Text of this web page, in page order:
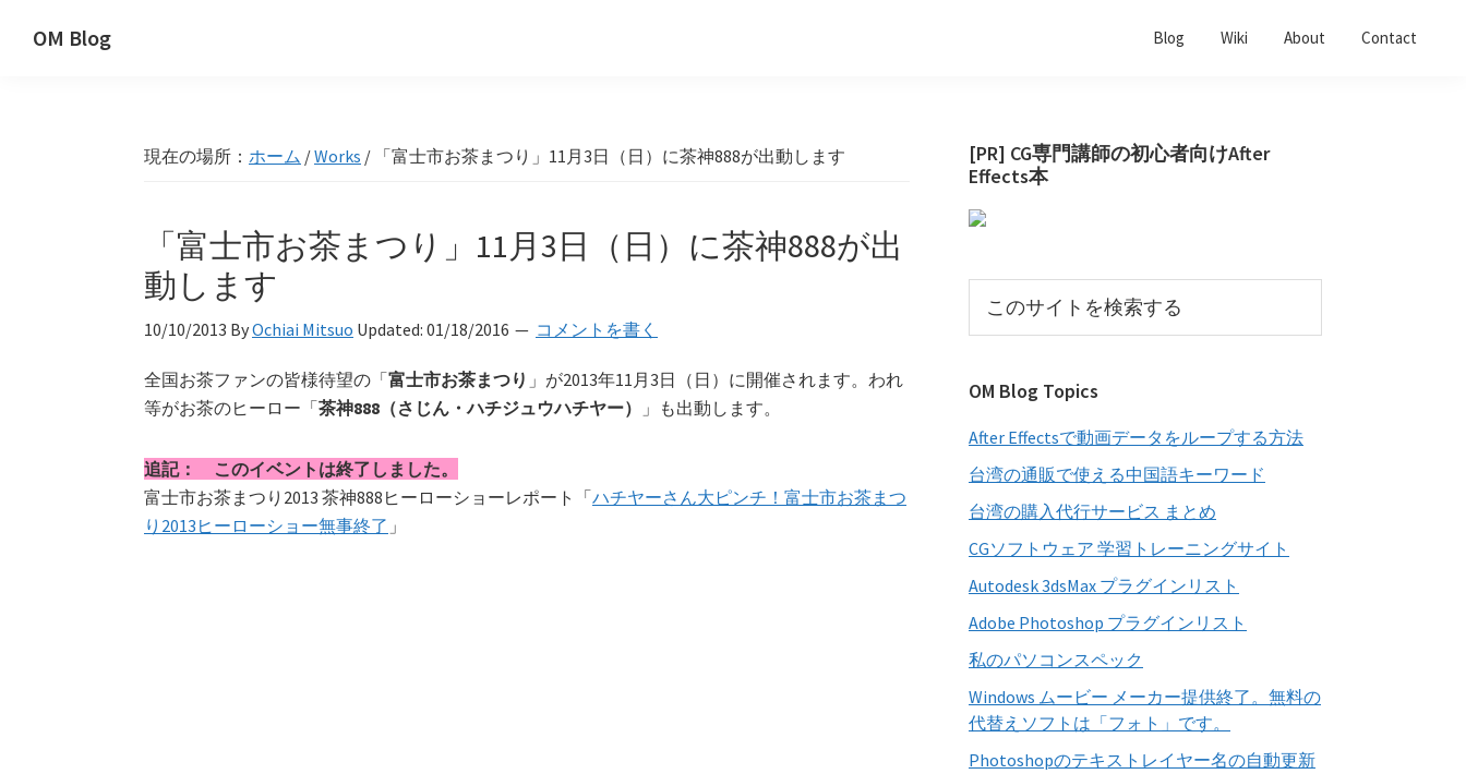
OM Blog Blog Wiki About Contact
現在の場所： ホーム /Works / 「富士市お茶まつり」11月3日（日）に茶神888が出動します
「富士市お茶まつり」11月3日（日）に茶神888が出
動します
10/10/2013 ByOchiai Mitsuo Updated: 01/18/2016 コメントを書く
全国お茶ファンの皆様待望の「富士市お茶まつり 」が2013年11月3日（日）に開催されます。われ
等がお茶のヒーロー「茶神888（さじん・ハチジュウハチヤー） 」も出動します。
追記： このイベントは終了しました。
富士市お茶まつり2013 茶神888ヒーローショーレポート「ハチヤーさん大ピンチ！富士市お茶まつ
り2013ヒーローショー無事終了 」
最
初
の
イ
ド
ー
[PR] CG専門講師の初心者向けAfter
Effects本
ト
検
索
す
る
OM Blog Topics
After Effectsで動画データをループする方法
台湾の通販で使える中国語キーワード
台湾の購入代行サービス まとめ
CGソフトウェア 学習トレーニングサイト
Autodesk 3dsMax プラグインリスト
Adobe Photoshop プラグインリスト
私のパソコンスペック
Windows ムービー メーカー提供終了。無料の
代替えソフトは「フォト」です。
Photoshopのテキストレイヤー名の自動更新